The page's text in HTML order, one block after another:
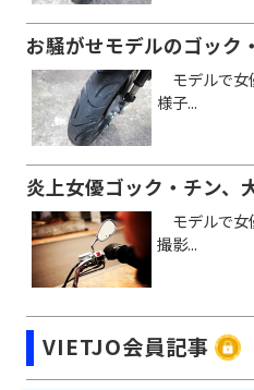
お騒がせモデルのゴック
モデルで女
様子...
炎上女優ゴック・チン
モデルで女
撮影...
VIETJO会員記事